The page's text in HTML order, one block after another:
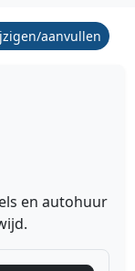
aanvullen
en autohuur